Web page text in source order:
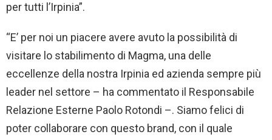
per tutti l’Irpinia”.
“E’ per noi un piacere avere avuto la possibilità di
visitare lo stabilimento di Magma, una delle
eccellenze della nostra Irpinia ed azienda sempre più
leader nel settore – ha commentato il Responsabile
Relazione Esterne Paolo Rotondi –. Siamo felici di
poter collaborare con questo brand, con il quale